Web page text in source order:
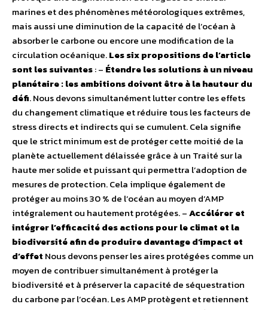
marines et des phénomènes météorologiques extrêmes,
mais aussi une diminution de la capacité de l’océan à
absorber le carbone ou encore une modification de la
circulation océanique.Les six propositions de l’article
sont les suivantes: – Étendre les solutions à un niveau
planétaire : les ambitions doivent être à la hauteur du
défi. Nous devons simultanément lutter contre les effets
du changement climatique et réduire tous les facteurs de
stress directs et indirects qui se cumulent. Cela signifie
que le strict minimum est de protéger cette moitié de la
planète actuellement délaissée grâce à un Traité sur la
haute mer solide et puissant qui permettra l’adoption de
mesures de protection. Cela implique également de
protéger au moins 30 % de l’océan au moyen d’AMP
intégralement ou hautement protégées. –Accélérer et
intégrer l’efficacité des actions pour le climat et la
biodiversité afin de produire davantage d’impact et
d’effet Nous devons penser les aires protégées comme un
moyen de contribuer simultanément à protéger la
biodiversité et à préserver la capacité de séquestration
du carbone par l’océan. Les AMP protègent et retiennent